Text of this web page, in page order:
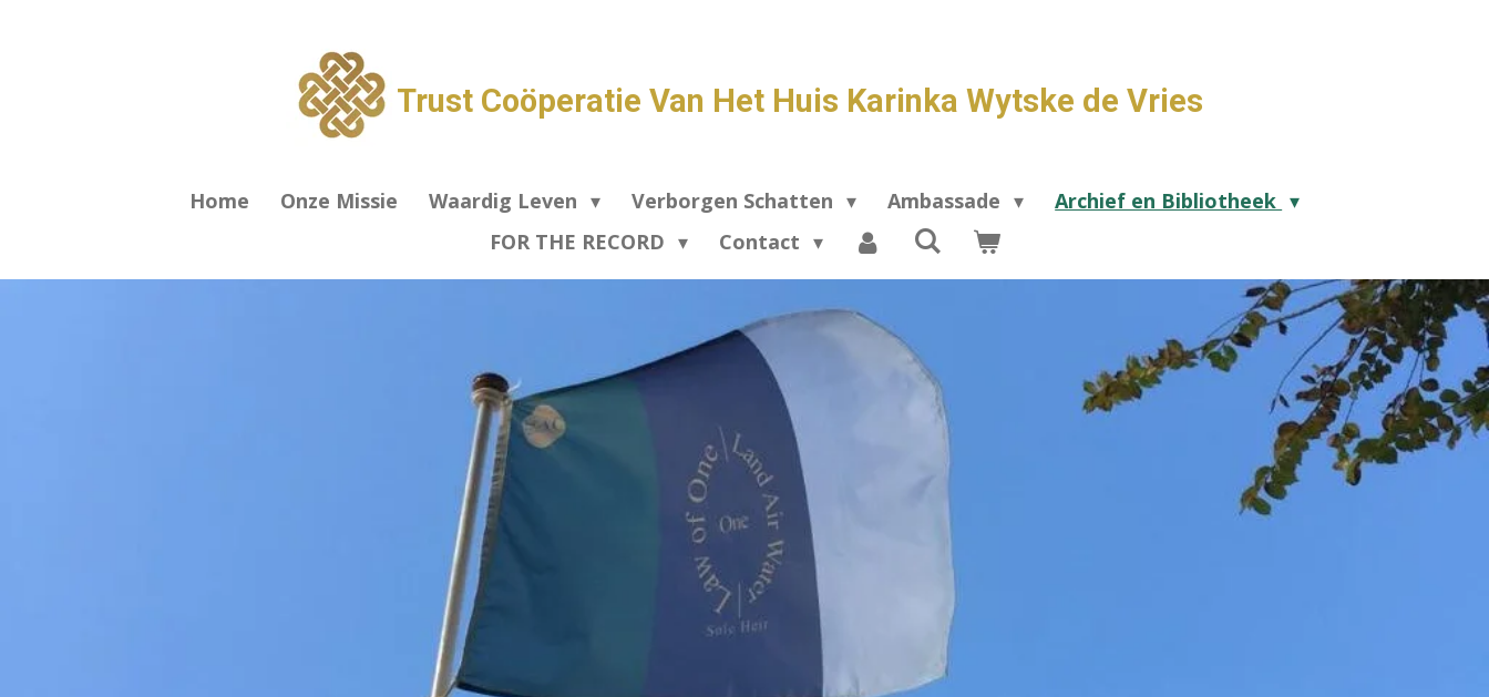
Trust Coöperatie Van Het Huis Karinka Wytske de Vries
Home Onze Missie Waardig Leven Verborgen Schatten Ambassade
Archief en Bibliotheek
FOR THE RECORD
Contact